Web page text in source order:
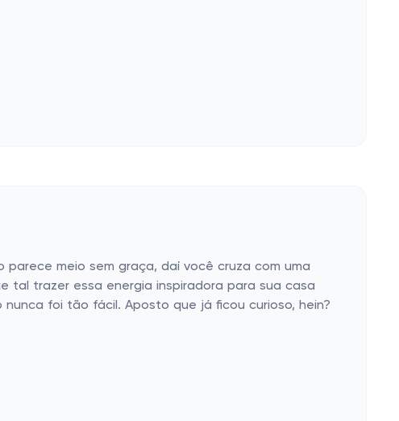
meio sem graça, daí você cruza com uma
tal trazer essa energia inspiradora para sua casa
foi tão fácil. Aposto que já ficou curioso, hein?